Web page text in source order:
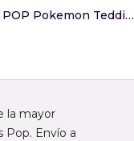
Funko POP Pokemon Teddiursa
la mayor
Pop. Envío a